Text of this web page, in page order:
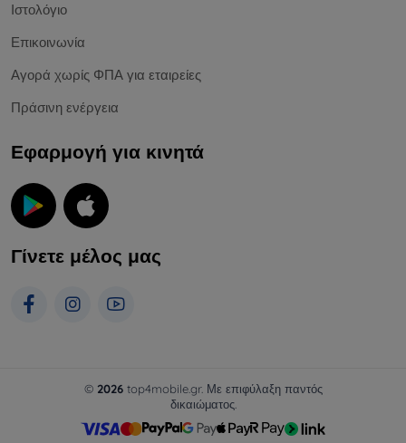
Ιστολόγιο
Επικοινωνία
Αγορά χωρίς ΦΠΑ για εταιρείες
Πράσινη ενέργεια
Εφαρμογή για κινητά
Γίνετε μέλος μας
© 2026top4mobile.gr. Με επιφύλαξη παντός
δικαιώματος.